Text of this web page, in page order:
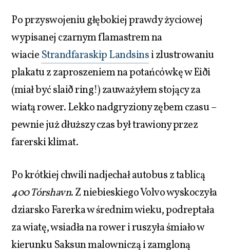
Po przyswojeniu głębokiej prawdy życiowej
wypisanej czarnym flamastrem na
wiacie Strandfaraskip Landsinsi zlustrowaniu
plakatu z zaproszeniem na potańcówkę w Eiði
(miał być slaið ring!) zauważyłem stojący za
wiatą rower. Lekko nadgryziony zębem czasu –
pewnie już dłuższy czas był trawiony przez
farerski klimat.
Po krótkiej chwili nadjechał autobus z tablicą
400 Tórshavn. Z niebieskiego Volvo wyskoczyła
dziarsko Farerka w średnim wieku, podreptała
za wiatę, wsiadła na rower i ruszyła śmiało w
kierunku Saksun malowniczą i zamgloną